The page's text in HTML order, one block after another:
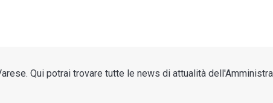
Qui potrai trovare tutte le news di attualità